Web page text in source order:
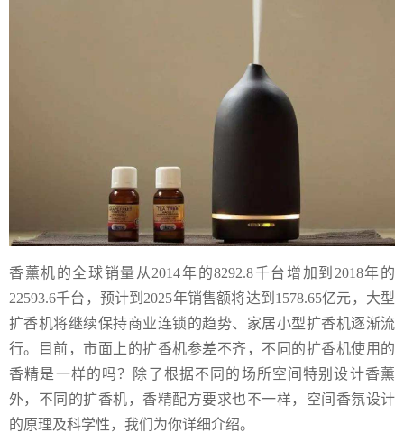
香薰机的全球销量从2014年的8292.8千台增加到2018年的
22593.6千台，预计到2025年销售额将达到1578.65亿元，大型
扩香机将继续保持商业连锁的趋势、家居小型扩香机逐渐流
行。目前，市面上的扩香机参差不齐，不同的扩香机使用的
香精是一样的吗？除了根据不同的场所空间特别设计香薰
外，不同的扩香机，香精配方要求也不一样，空间香氛设计
的原理及科学性，我们为你详细介绍。